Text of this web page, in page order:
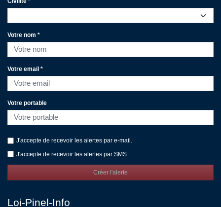
Votre nom *
Votre email *
Votre portable
J'accepte de recevoir les alertes par e-mail.
J'accepte de recevoir les alertes par SMS.
Créer l'alerte
Loi-Pinel-Info